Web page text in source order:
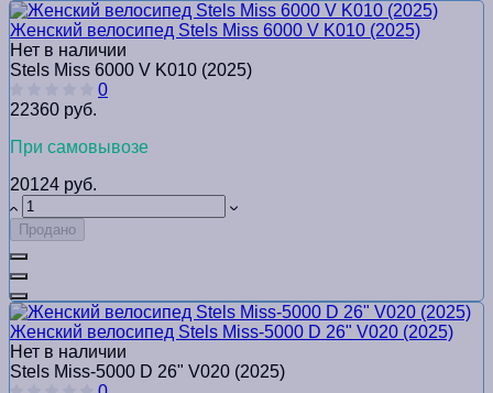
Женский велосипед Stels Miss 6000 V K010 (2025)
Нет в наличии
Stels Miss 6000 V K010 (2025)
0
22360 руб.
При самовывозе
20124 руб.
Продано
Женский велосипед Stels Miss-5000 D 26" V020 (2025)
Нет в наличии
Stels Miss-5000 D 26" V020 (2025)